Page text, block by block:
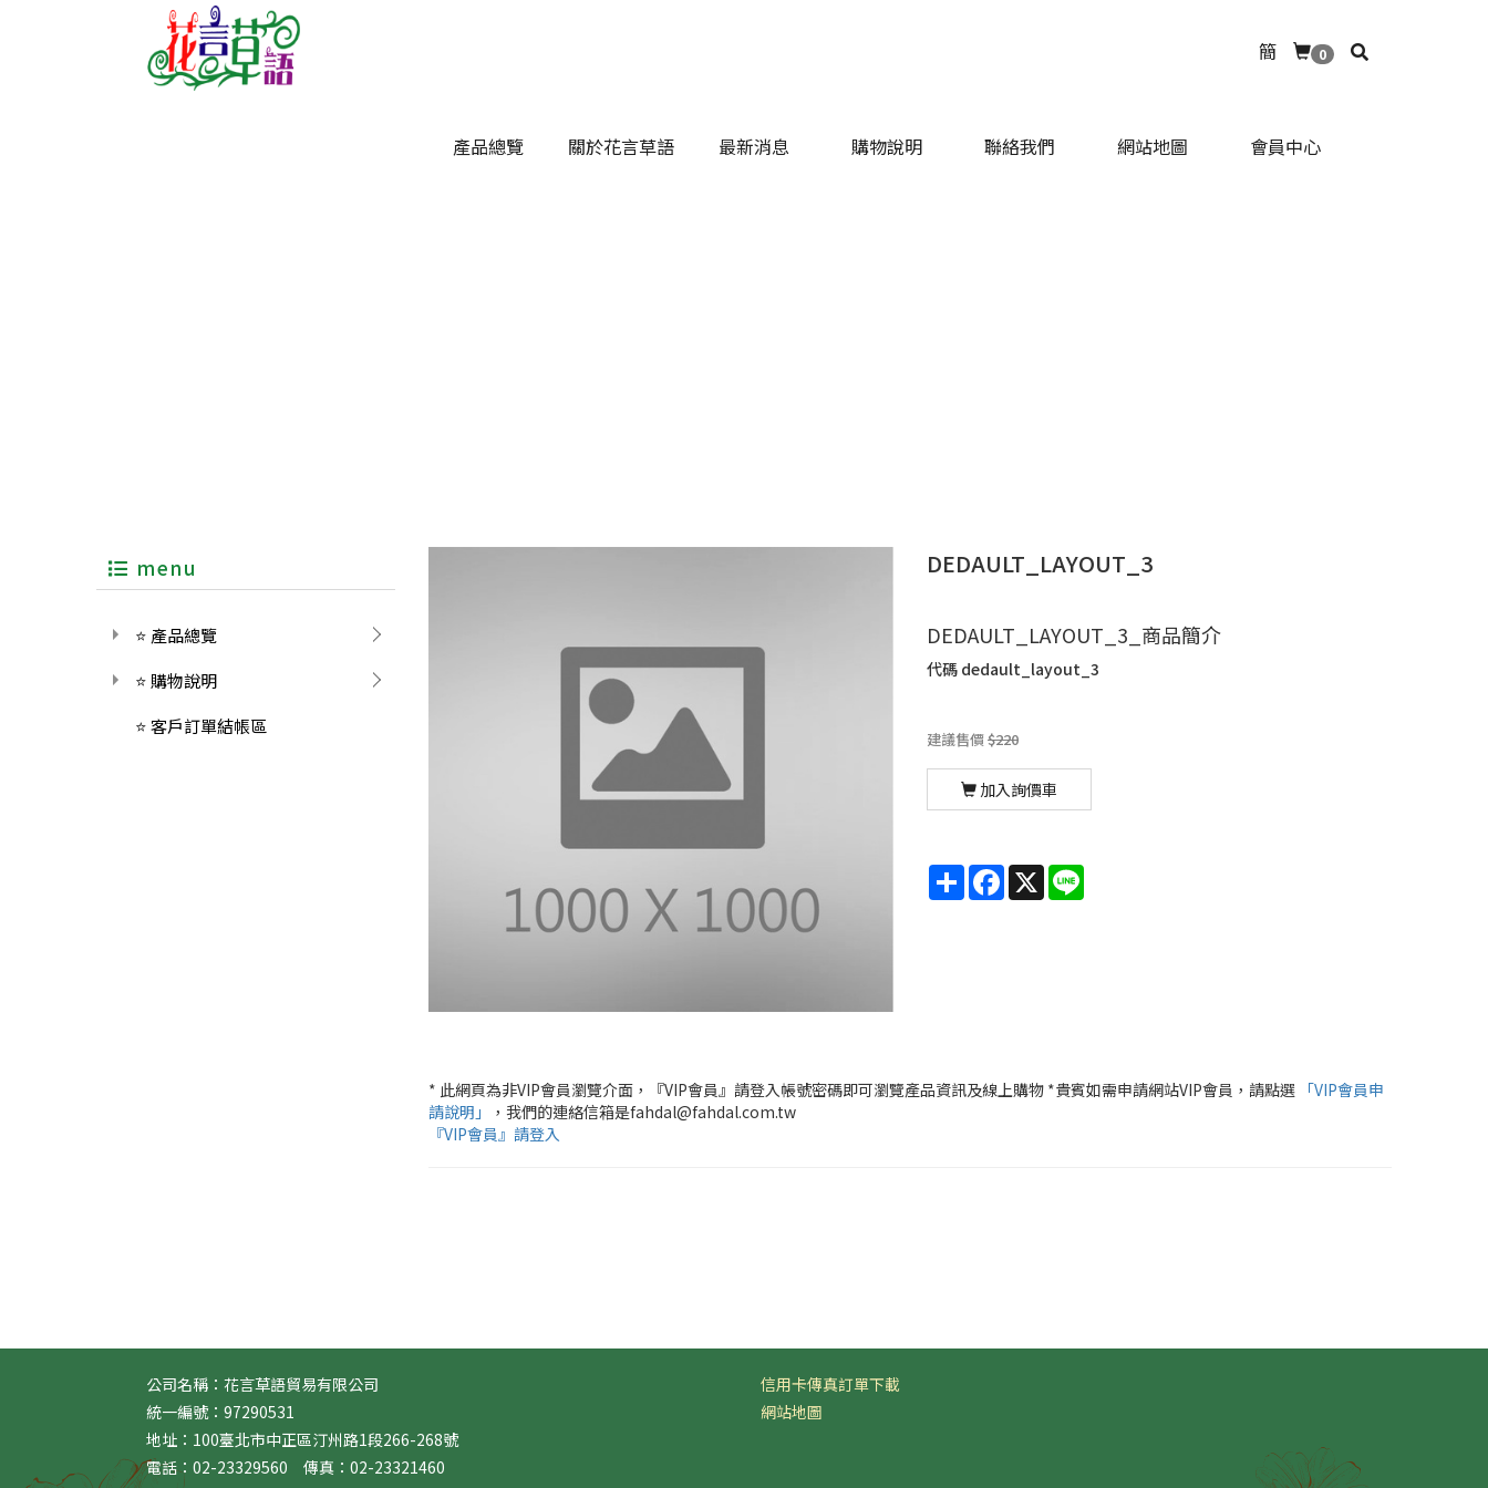
簡 0
產品總覽 關於花言草語 最新消息 購物說明 聯絡我們 網站地圖 會員中心
menu
⭐ 產品總覽
⭐ 購物說明
⭐ 客戶訂單結帳區
DEDAULT_LAYOUT_3
DEDAULT_LAYOUT_3_商品簡介
代碼 dedault_layout_3
建議售價$220
加入詢價車
Share Facebook
X
* 此網頁為非VIP會員瀏覽介面，『VIP會員』請登入帳號密碼即可瀏覽產品資訊及線上購物 *貴賓如需申請網站VIP會員，請點選 「VIP會員申
請說明」
，我們的連絡信箱是fahdal@fahdal.com.tw
『VIP會員』請登入
公司名稱：花言草語貿易有限公司
統一編號：97290531
地址：100臺北市中正區汀州路1段266-268號
電話：02-23329560 傳真：02-23321460
信用卡傳真訂單下載
網站地圖